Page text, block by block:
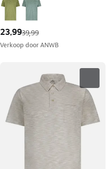
23,9939,99
Verkoop doorANWB